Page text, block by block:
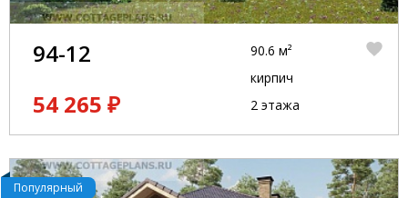
94-12
54 265 ₽
90.6 м²
кирпич
2 этажа
Популярный